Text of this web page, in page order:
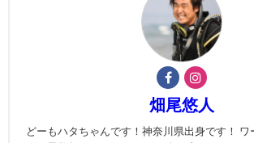
畑尾悠人
どーもハタちゃんです！神奈川県出身です！ ワ